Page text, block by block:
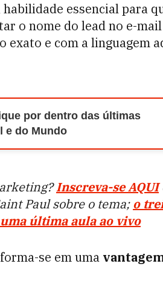
essencial para
o nome do lead no e-
e com a linguagem
por dentro das últimas
e do Mundo
Inscreva-se AQUI
Paul sobre o tema;o
última aula ao vivo
se em uma